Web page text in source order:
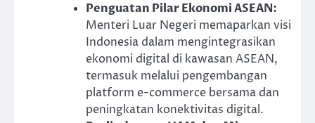
Penguatan Pilar Ekonomi ASEAN:
Menteri Luar Negeri memaparkan visi
Indonesia dalam mengintegrasikan
ekonomi digital di kawasan ASEAN,
termasuk melalui pengembangan
platform e-commerce bersama dan
peningkatan konektivitas digital.